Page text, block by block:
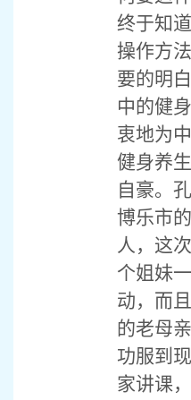
终于知
操作方
要的明
中的健
衷地为
健身养
自豪。
博乐市
人，这
个姐妹
动，而
的老母
功服到
家讲课